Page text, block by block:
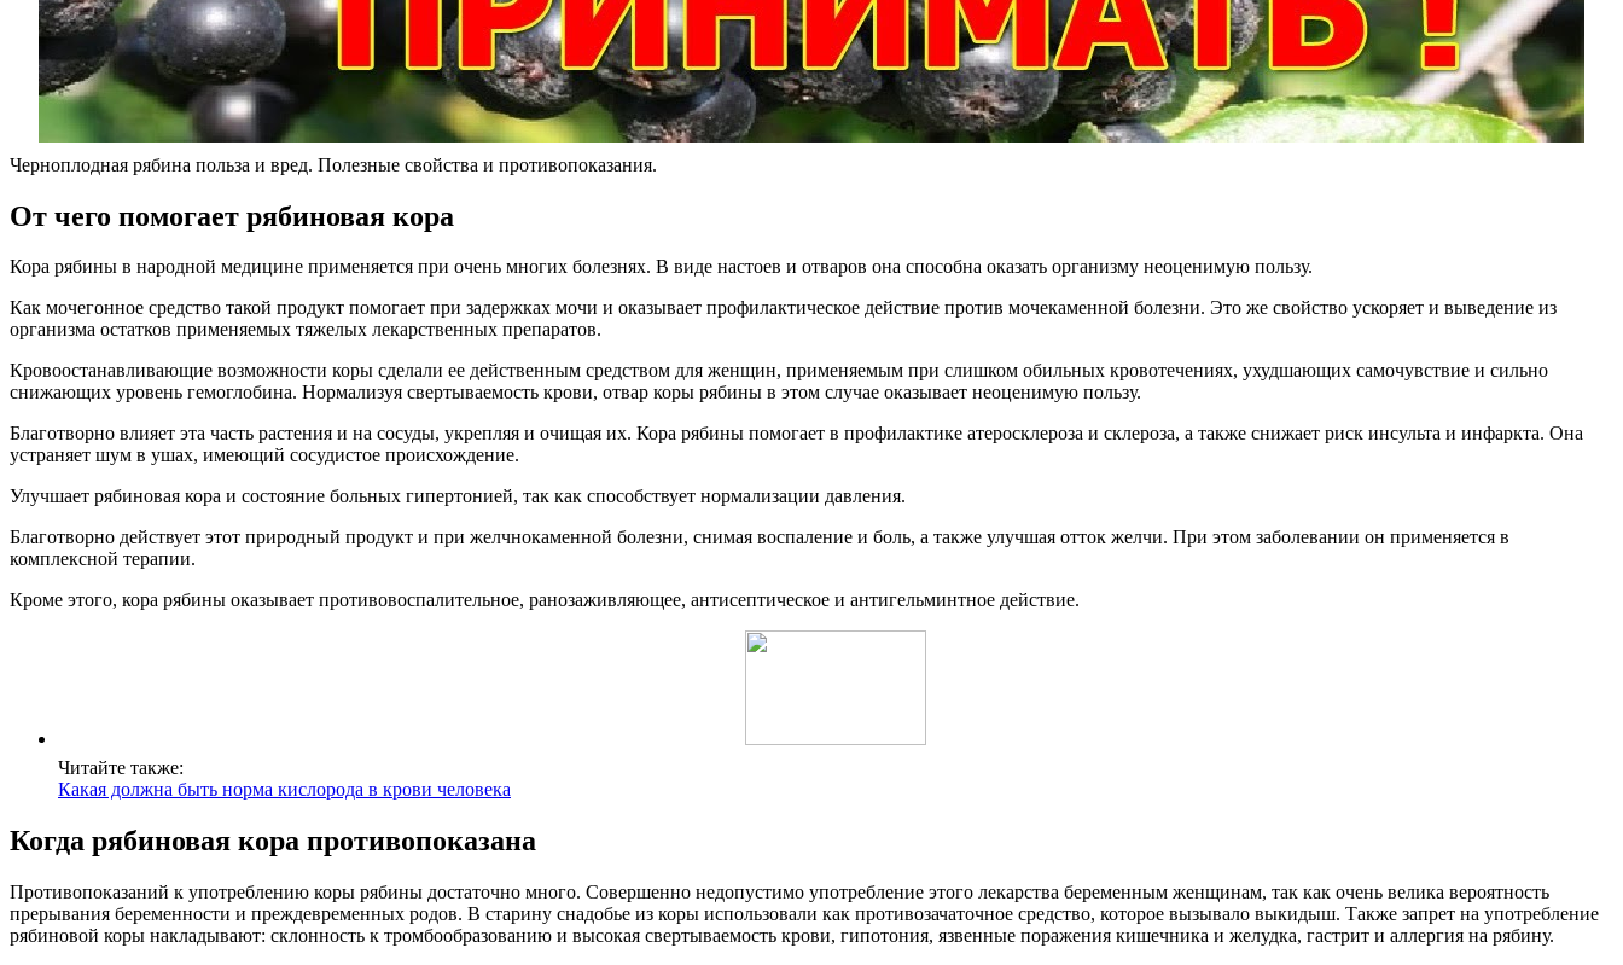
Черноплодная рябина польза и вред. Полезные свойства и противопоказания.
От чего помогает рябиновая кора
Кора рябины в народной медицине применяется при очень многих болезнях. В виде настоев и отваров она способна оказать организму неоценимую пользу.
Как мочегонное средство такой продукт помогает при задержках мочи и оказывает профилактическое действие против мочекаменной болезни. Это же свойство ускоряет и выведение из
организма остатков применяемых тяжелых лекарственных препаратов.
Кровоостанавливающие возможности коры сделали ее действенным средством для женщин, применяемым при слишком обильных кровотечениях, ухудшающих самочувствие и сильно
снижающих уровень гемоглобина. Нормализуя свертываемость крови, отвар коры рябины в этом случае оказывает неоценимую пользу.
Благотворно влияет эта часть растения и на сосуды, укрепляя и очищая их. Кора рябины помогает в профилактике атеросклероза и склероза, а также снижает риск инсульта и инфаркта. Она
устраняет шум в ушах, имеющий сосудистое происхождение.
Улучшает рябиновая кора и состояние больных гипертонией, так как способствует нормализации давления.
Благотворно действует этот природный продукт и при желчнокаменной болезни, снимая воспаление и боль, а также улучшая отток желчи. При этом заболевании он применяется в
комплексной терапии.
Кроме этого, кора рябины оказывает противовоспалительное, ранозаживляющее, антисептическое и антигельминтное действие.
Читайте также:
Какая должна быть норма кислорода в крови человека
Когда рябиновая кора противопоказана
Противопоказаний к употреблению коры рябины достаточно много. Совершенно недопустимо употребление этого лекарства беременным женщинам, так как очень велика вероятность
прерывания беременности и преждевременных родов. В старину снадобье из коры использовали как противозачаточное средство, которое вызывало выкидыш. Также запрет на употребление
рябиновой коры накладывают: склонность к тромбообразованию и высокая свертываемость крови, гипотония, язвенные поражения кишечника и желудка, гастрит и аллергия на рябину.